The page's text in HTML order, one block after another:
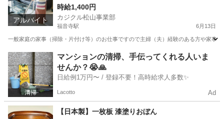
アルバイト
時給1,400円
カジクル松山事業部
福音寺駅 6月13日
一般家庭の家事（掃除・片付け等）のお仕事ですので主婦（夫）経験のある方や家事
愛媛 松山市 福音寺駅 その他 時給
マンションの清掃、手伝ってくれる人いま
せんか？😭🙏
日給例1万円〜 / 登録不要！高時給求人多数✨
Lacotto Ad
【日本製】一枚板 漆塗りおぼん